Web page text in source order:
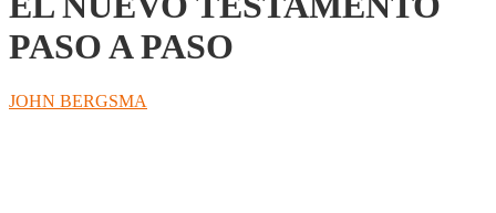
PASO A PASO
JOHN BERGSMA